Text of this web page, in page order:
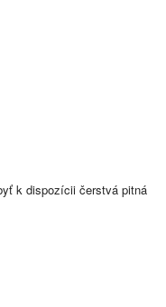
k dispozícii čerstvá pitná